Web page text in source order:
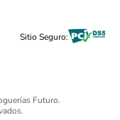
Sitio Seguro:
Futuro.